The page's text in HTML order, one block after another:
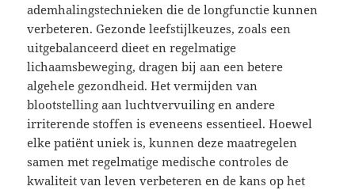
ademhalingstechnieken die de longfunctie kunnen
verbeteren. Gezonde leefstijlkeuzes, zoals een
uitgebalanceerd dieet en regelmatige
lichaamsbeweging, dragen bij aan een betere
algehele gezondheid. Het vermijden van
blootstelling aan luchtvervuiling en andere
irriterende stoffen is eveneens essentieel. Hoewel
elke patiënt uniek is, kunnen deze maatregelen
samen met regelmatige medische controles de
kwaliteit van leven verbeteren en de kans op het